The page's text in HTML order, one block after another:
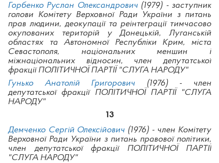
Горбенко Руслан Олександрович(1979) - заступник
голови Комітету Верховної Ради України з питань
прав людини, деокупації та реінтеграції тимчасово
окупованих територій у Донецькій, Луганській
областях та Автономної Республіки Крим, міста
Севастополя, національних меншин і
міжнаціональних відносин, член депутатської
фракції ПОЛІТИЧНОЇ ПАРТІЇ "СЛУГА НАРОДУ"
Гунько Анатолій Григорович (1976) - член
депутатської фракціїПОЛІТИЧНОЇ ПАРТІЇ "СЛУГА
НАРОДУ"
13
Демченко Сергій Олексійович (1976) - член Комітету
Верховної Ради України з питань правової політики,
член депутатської фракції ПОЛІТИЧНОЇ ПАРТІЇ
"СЛУГА НАРОДУ"